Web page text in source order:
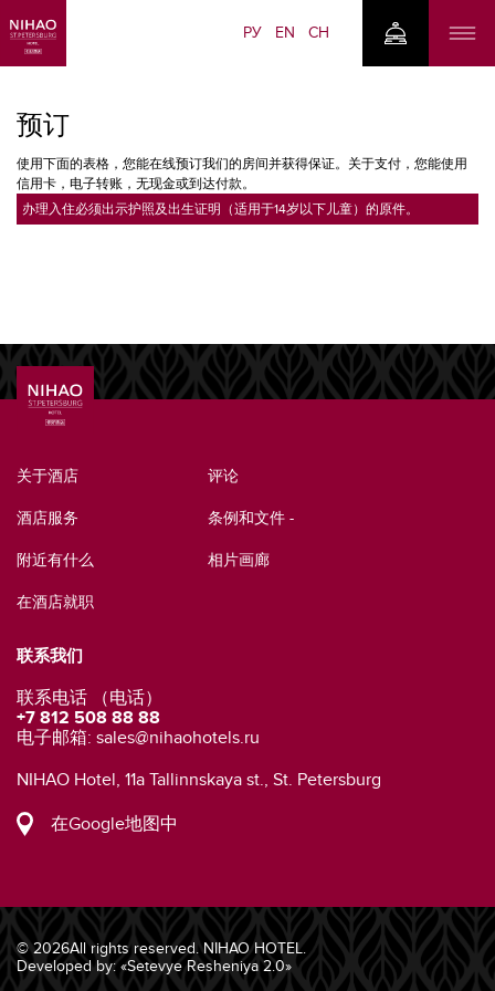
РУ EN CH
预订
使用下面的表格，您能在线预订我们的房间并获得保证。关于支付，您能使用
信用卡，电子转账，无现金或到达付款。
办理入住必须出示护照及出生证明（适用于14岁以下儿童）的原件。
关于酒店
酒店服务
附近有什么
在酒店就职
评论
条例和文件 -
相片画廊
联系我们
联系电话 （电话）
+7 812 508 88 88
电子邮箱: sales@nihaohotels.ru
NIHAO Hotel, 11a Tallinnskaya st., St. Petersburg
在Google地图中
© 2026All rights reserved. NIHAO HOTEL.
Developed by:«Setevye Resheniya 2.0»